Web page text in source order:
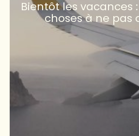
Bientôt les vacances :
choses à ne pas